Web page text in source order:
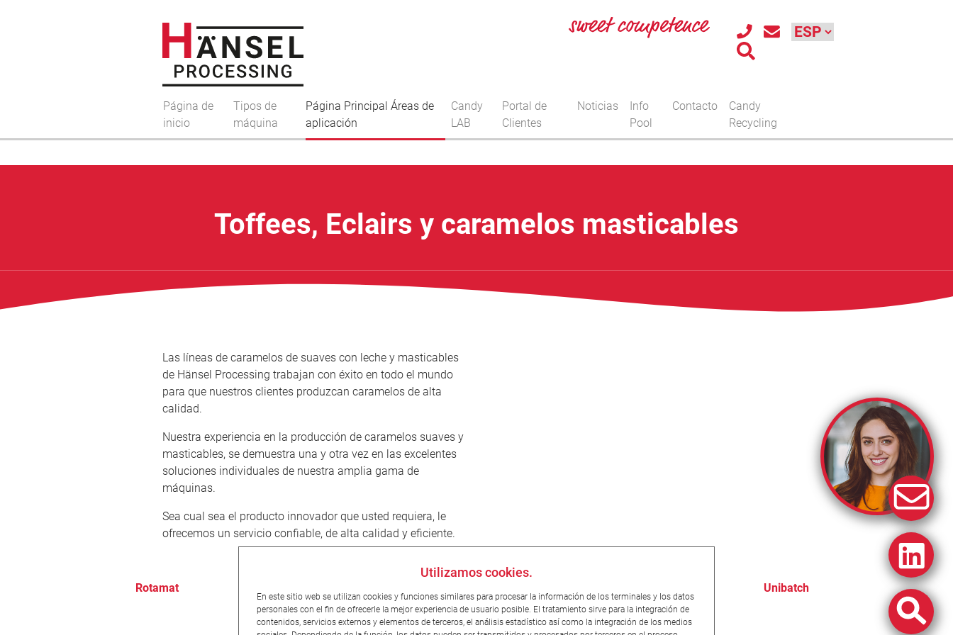
Página de
inicio
Tipos de
máquina
Página Principal Áreas de
aplicación
Candy
LAB
Portal de
Clientes
Noticias
Info
Pool
Contacto
Candy
Recycling
Toffees, Eclairs y caramelos masticables
Las líneas de caramelos de suaves con leche y masticables
de Hänsel Processing trabajan con éxito en todo el mundo
para que nuestros clientes produzcan caramelos de alta
calidad.
Nuestra experiencia en la producción de caramelos suaves y
masticables, se demuestra una y otra vez en las excelentes
soluciones individuales de nuestra amplia gama de
máquinas.
Sea cual sea el producto innovador que usted requiera, le
ofrecemos un servicio confiable, de alta calidad y eficiente.
Rotamat Unibatch
Utilizamos cookies.
En este sitio web se utilizan cookies y funciones similares para procesar la información de los terminales y los datos
personales con el fin de ofrecerle la mejor experiencia de usuario posible. El tratamiento sirve para la integración de
contenidos, servicios externos y elementos de terceros, el análisis estadístico así como la integración de los medios